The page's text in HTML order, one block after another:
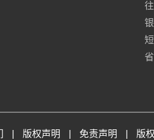
版权声明 免责声明 版